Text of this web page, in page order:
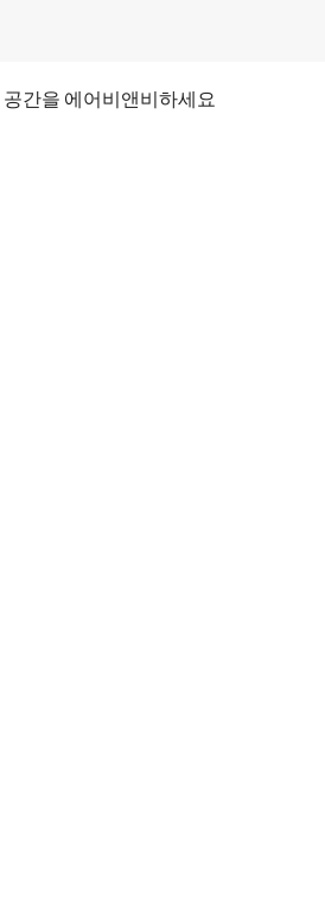
간을 에어비앤비하세요